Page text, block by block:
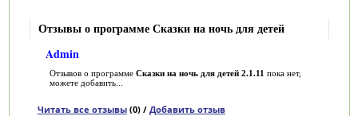
Отзывы о программе Сказки на ночь для детей
Admin
Отзывов о программе Сказки на ночь для детей 2.1.11 пока нет,
можете добавить...
Читать все отзывы(0) / Добавить отзыв